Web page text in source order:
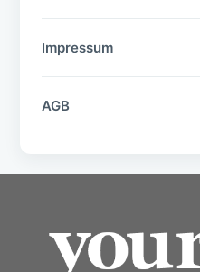
Impressum
AGB